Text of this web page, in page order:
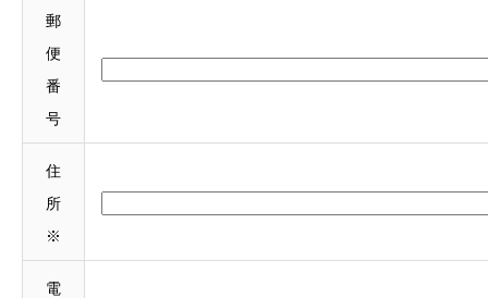
郵
便
番
号
住
所
※
電